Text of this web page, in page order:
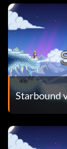
Starbound